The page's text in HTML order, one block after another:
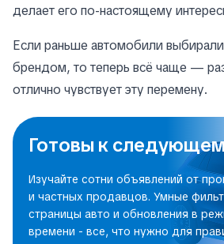
делает его по-настоящему
Если раньше автомобили
брендом, то теперь всё чаще —
отлично чувствует эту перемену.
Готовы к
Изучайте сотни объявлений от
и частных продавцов. Умные
страницы авто и обновления в
времени - все, что нужно для